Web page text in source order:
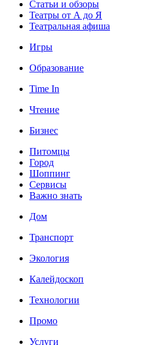
Статьи и обзоры
Театры от А до Я
Театральная афиша
Игры
Образование
Time In
Чтение
Бизнес
Питомцы
Город
Шоппинг
Сервисы
Важно знать
Дом
Транспорт
Экология
Калейдоскоп
Технологии
Промо
Услуги